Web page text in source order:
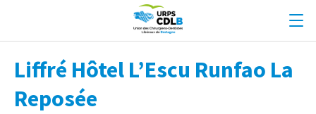
Liffré Hôtel L’Escu Runfao La
Reposée